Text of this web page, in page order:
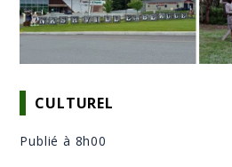
CULTUREL
Publié à 8h00